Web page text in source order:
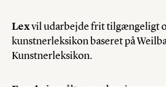
Lexvil udarbejde frit tilgængeligt
kunstnerleksikon baseret på
Kunstnerleksikon.